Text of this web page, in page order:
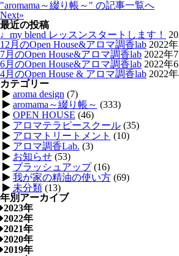
"aromama～綴り帳～" の記事一覧へ
Next»
最近の投稿
♩my blend レッスンスタートします！
12月のOpen House&アロマ調香lab 2022
7月のOpen House&アロマ調香lab 2022年
6月のOpen House&アロマ調香lab 2022年
4月のOpen House & アロマ調香lab 2022
カテゴリー
aroma design (7)
aromama～綴り帳～ (333)
OPEN HOUSE (46)
アロマテラピースクール(35)
アロマトリートメント (10)
アロマ調香Lab. (3)
お知らせ(53)
ブラッシュアップ(16)
我が家の精油の使い方(69)
未分類(13)
年別アーカイブ
2023年
2022年
2021年
2020年
2019年